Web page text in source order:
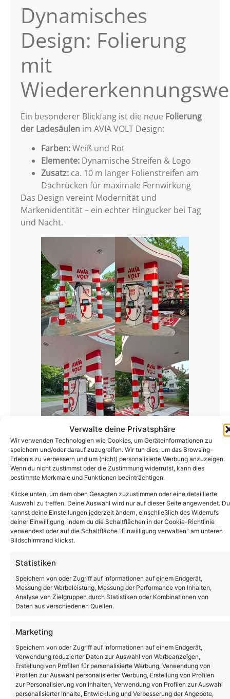
Verwalte deine Privatsphäre
Wir verwenden Technologien wie Cookies, um Geräteinformationen zu
speichern und/oder darauf zuzugreifen. Wir tun dies, um das Browsing-
Erlebnis zu verbessern und um (nicht) personalisierte Werbung anzuzeigen.
Wenn du nicht zustimmst oder die Zustimmung widerrufst, kann dies
bestimmte Merkmale und Funktionen beeinträchtigen.
Klicke unten, um dem oben Gesagten zuzustimmen oder eine detaillierte
Auswahl zu treffen. Deine Auswahl wird nur auf dieser Seite angewendet. Du
kannst deine Einstellungen jederzeit ändern, einschließlich des Widerrufs
deiner Einwilligung, indem du die Schaltflächen in der Cookie-Richtlinie
verwendest oder auf die Schaltfläche "Einwilligung verwalten" am unteren
Bildschirmrand klickst.
Statistiken
Speichern von oder Zugriff auf Informationen auf einem Endgerät,
Messung der Werbeleistung, Messung der Performance von Inhalten,
Analyse von Zielgruppen durch Statistiken oder Kombinationen von
Daten aus verschiedenen Quellen.
Marketing
Speichern von oder Zugriff auf Informationen auf einem Endgerät,
Verwendung reduzierter Daten zur Auswahl von Werbeanzeigen,
Erstellung von Profilen für personalisierte Werbung, Verwendung von
Profilen zur Auswahl personalisierter Werbung, Erstellung von Profilen
zur Personalisierung von Inhalten, Verwendung von Profilen zur Auswahl
personalisierter Inhalte, Entwicklung und Verbesserung der Angebote,
Dynamisches
Design: Folierung
mit
Ein besonderer Blickfang ist die neue Folierung
der Ladesäulen im AVIA VOLT Design:
Farben:Weiß und Rot
Elemente: Dynamische Streifen & Logo
Zusatz: ca. 10 m langer Folienstreifen am
Dachrücken für maximale Fernwirkung
Das Design vereint Modernität und
Markenidentität – ein echter Hingucker bei Tag
und Nacht.
Effiziente
Umsetzung dank
erfahrener
Montage
erfahrenes Montageteam:
Einsatzdauer:2 Tage
Leistungen:Baustelleneinrichtung,
Projekt, das Design, Funktionalität und
Technik verbindet.
Ein sichtbares Zeichen
für die Mobilität von